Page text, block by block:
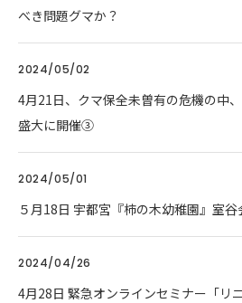
べき問題グマか？
2024/05/02
4月21日、クマ保全未曽有の危機の中
盛大に開催③
2024/05/01
５月18日 宇都宮『柿の木幼稚園』室谷
2024/04/26
4月28日 緊急オンラインセミナー「リ